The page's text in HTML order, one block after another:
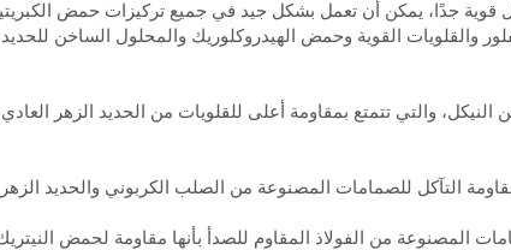
والقلويات القوية وحمض الهيدروكلوريك والمحلول الساخن للحديد
المصنوعة من الفولاذ المقاوم للصدأ بأنها مقاومة لحمض